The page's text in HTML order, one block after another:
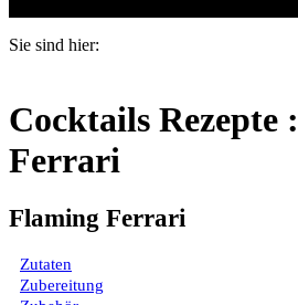
Sie sind hier:
Cocktails Rezepte
Ferrari
Flaming Ferrari
Zutaten
Zubereitung